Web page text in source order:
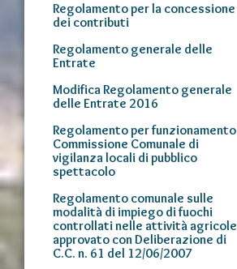
Regolamento per la concessione
dei contributi
Regolamento generale delle
Entrate
Modifica Regolamento generale
delle Entrate 2016
Regolamento per funzionamento
Commissione Comunale di
vigilanza locali di pubblico
spettacolo
Regolamento comunale sulle
modalità di impiego di fuochi
controllati nelle attività agricole
approvato con Deliberazione di
C.C. n. 61 del 12/06/2007